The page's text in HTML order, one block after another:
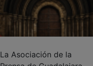
La Asociación de la